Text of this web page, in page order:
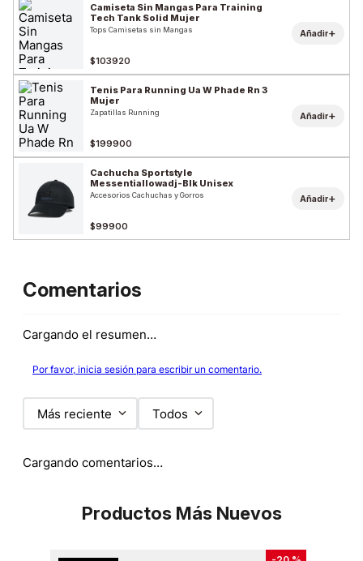
Camiseta Sin Mangas Para Training
Tech Tank Solid Mujer
Tops Camisetas sin Mangas
$103920
Añadir+
Tenis Para Running Ua W Phade Rn 3
Mujer
Zapatillas Running
$199900
Añadir+
Cachucha Sportstyle
Messentiallowadj-Blk Unisex
Accesorios Cachuchas y Gorros
$99900
Añadir+
Comentarios
Cargando el resumen…
Por favor, inicia sesión para escribir un comentario.
Más reciente Todos
Cargando comentarios…
Productos Más Nuevos